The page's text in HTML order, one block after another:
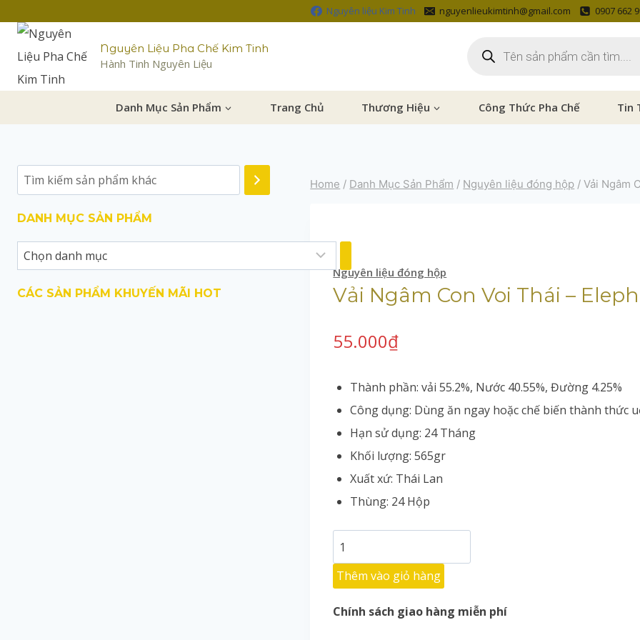
Nguyên liệu Kim Tinh nguyenlieukimtinh@gmail.com 0907 662
Nguyên Liệu Pha Chế Kim Tinh
Hành Tinh Nguyên Liệu
Danh Mục Sản Phẩm Trang Chủ Thương Hiệu Công Thức Pha Chế Tin
Home / Danh Mục Sản Phẩm / Nguyên liệu đóng hộp / Vải Ngâm
Nguyên liệu đóng hộp
Vải Ngâm Con Voi Thái –
55.000₫
Thành phần: vải 55.2%, Nước 40.55%, Đường 4.25%
Công dụng: Dùng ăn ngay hoặc chế biến thành thức
Hạn sử dụng: 24 Tháng
Khối lượng: 565gr
Xuất xứ: Thái Lan
Thùng: 24 Hộp
Thêm vào giỏ hàng
Chính sách giao hàng miễn phí
DANH MỤC SẢN PHẨM
CÁC SẢN PHẨM KHUYẾN MÃI HOT